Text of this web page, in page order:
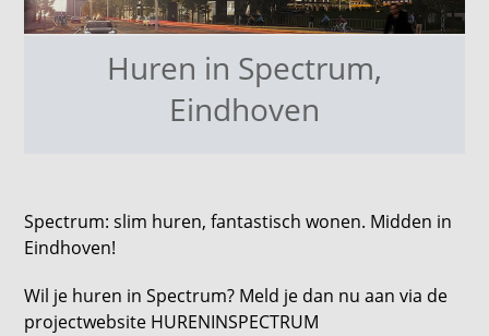
Huren in Spectrum,
Eindhoven
Spectrum: slim huren, fantastisch wonen. Midden in
Eindhoven!
Wil je huren in Spectrum? Meld je dan nu aan via de
projectwebsite HURENINSPECTRUM